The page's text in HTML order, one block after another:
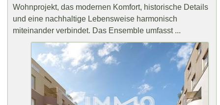
Wohnprojekt, das modernen Komfort, historische Details
und eine nachhaltige Lebensweise harmonisch
miteinander verbindet. Das Ensemble umfasst ...